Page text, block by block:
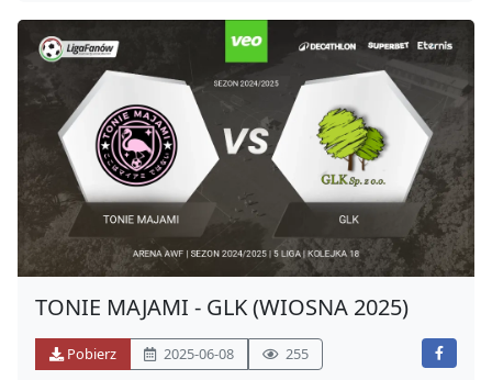
TONIE MAJAMI - GLK (WIOSNA 2025)
Pobierz 2025-06-08 255